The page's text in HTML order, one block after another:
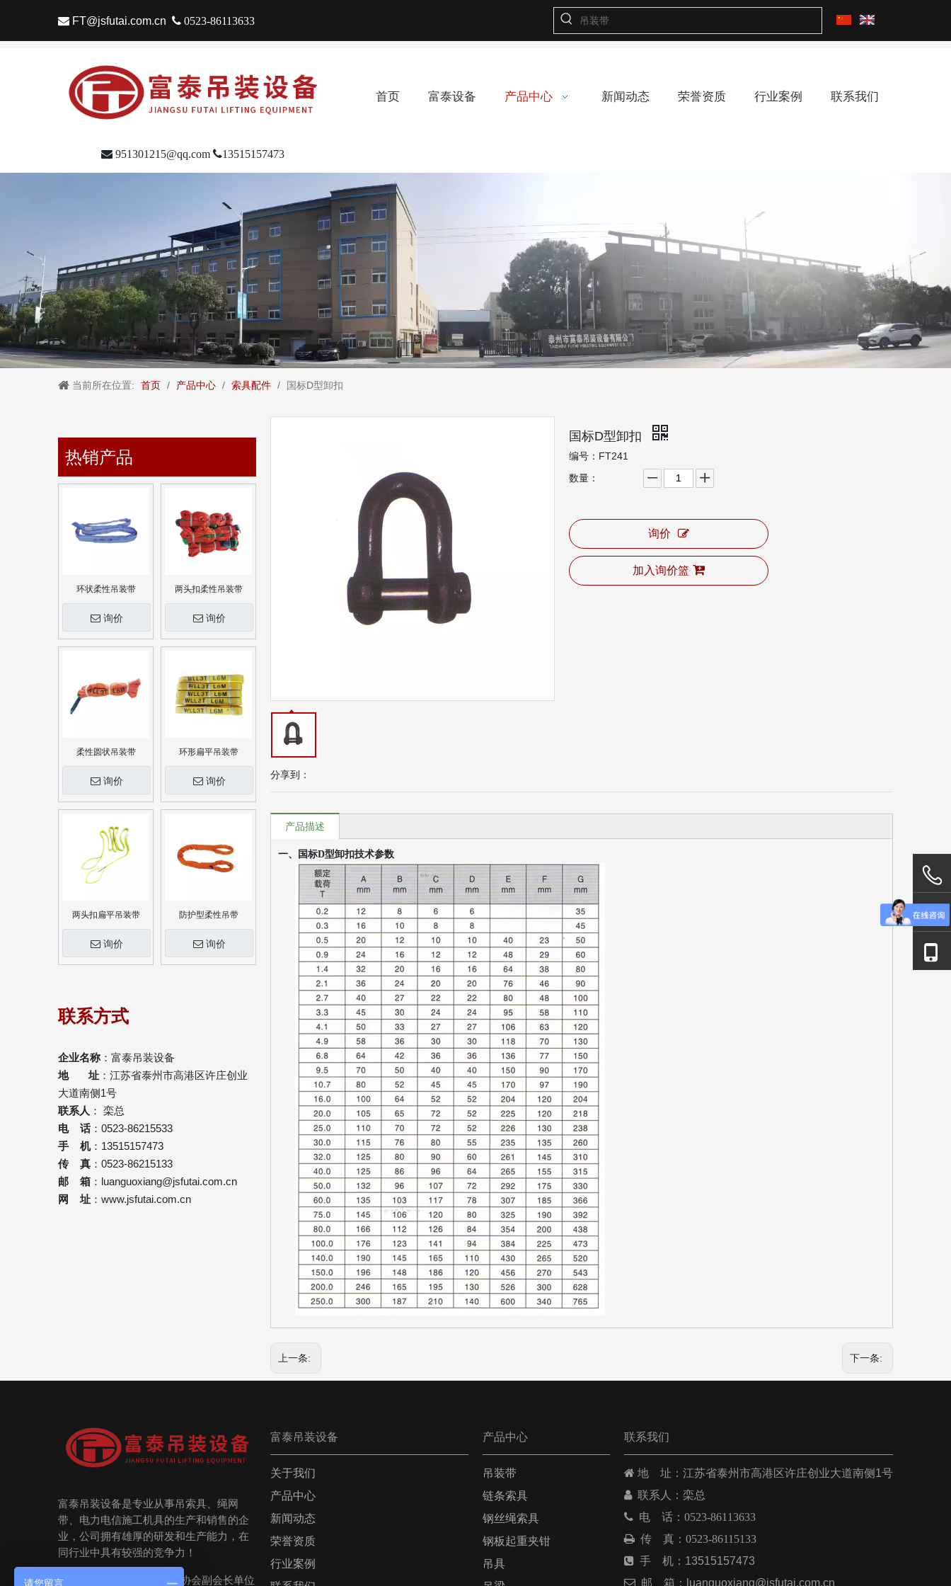
 FT@jsfutai.com.cn  0523-86113633
951301215@qq.com 13515157473
首页 富泰设备 产品中心 新闻动态 荣誉资质 行业案例 联系我们
当前所在位置: 首页 / 产品中心 / 索具配件 / 国标D型卸扣
热销产品
环状柔性吊装带
询价
两头扣柔性吊装带
询价
柔性圆状吊装带
询价
环形扁平吊装带
询价
两头扣扁平吊装带
询价
防护型柔性吊带
询价
联系方式
企业名称：富泰吊装设备
地 址 ：江苏省泰州市高港区许庄创业
大道南侧1号
联系人 ： 栾总
电 话：0523-86215533
手 机：13515157473
传 真 ：0523-86215133
邮 箱 ： luanguoxiang@jsfutai.com.cn
网 址 ： www.jsfutai.com.cn
分享到：
国标D型卸扣
编号：FT241
数量：
询价
加入询价篮
产品描述
一、国标D型卸扣技术参数
上一条: 下一条:
富泰吊装设备是专业从事吊索具、绳网
带、电力电信施工机具的生产和销售的企
业，公司拥有雄厚的研发和生产能力，在
同行业中具有较强的竞争力！
 泰州市绳网吊索具行业协会副会长单位
富泰吊装设备
关于我们
产品中心
新闻动态
荣誉资质
行业案例
产品中心
吊装带
链条索具
钢丝绳索具
钢板起重夹钳
吊具
联系我们
 地 址： 江苏省泰州市高港区许庄创业大道南侧1号
联系人：栾总
 电 话：0523-86113633
 传 真： 0523-86115133
 手 机： 13515157473
 邮 箱： luanguoxiang@jsfutai.com.cn
请您留言